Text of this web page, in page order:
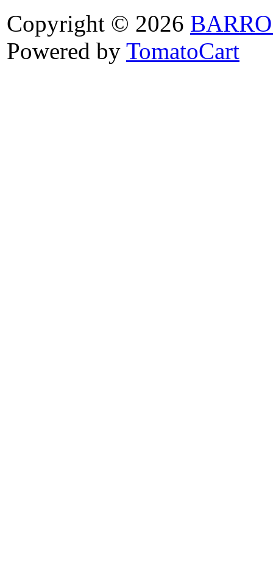
Copyright © 2026
Powered by TomatoCart